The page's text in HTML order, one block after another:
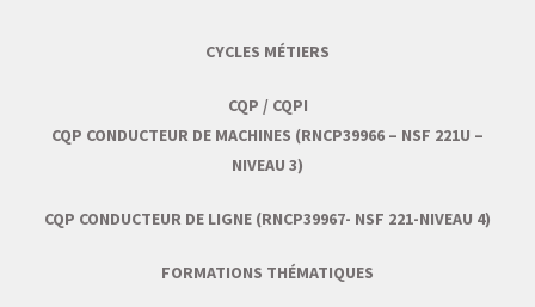
CYCLES MÉTIERS
CQP / CQPI
CQP CONDUCTEUR DE MACHINES (RNCP39966 – NSF 221U –
NIVEAU 3)
CQP CONDUCTEUR DE LIGNE (RNCP39967- NSF 221-NIVEAU 4)
FORMATIONS THÉMATIQUES